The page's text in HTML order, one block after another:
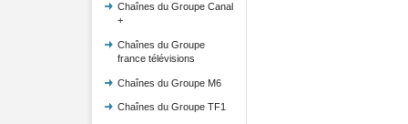
Chaînes du Groupe Canal
+
Chaînes du Groupe
france télévisions
Chaînes du Groupe M6
Chaînes du Groupe TF1